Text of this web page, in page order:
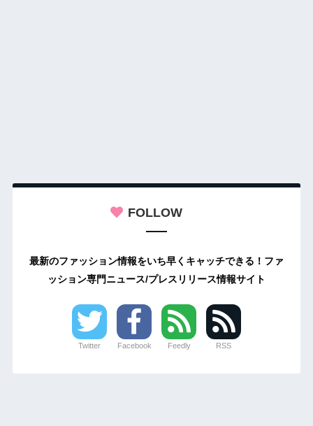
FOLLOW
最新のファッション情報をいち早くキャッチできる！ファ
ッション専門ニュース/プレスリリース情報サイト
Twitter Facebook Feedly RSS